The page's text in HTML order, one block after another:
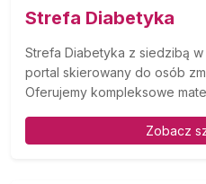
Strefa Diabetyka
Strefa Diabetyka z siedzibą w
portal skierowany do osób
Oferujemy kompleksowe
Zobacz